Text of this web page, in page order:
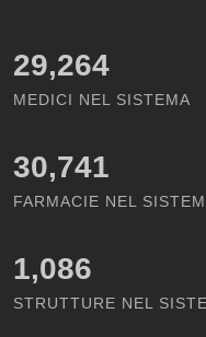
29,264
MEDICI NEL SISTEMA
30,741
FARMACIE NEL
1,086
STRUTTURE NEL